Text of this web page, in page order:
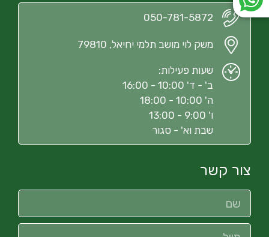
050-781-5872
משק לוי מושב תלמי יחיאל, 79810
שעות פעילות:
ב' - ד' 10:00 - 16:00
ה' 10:00 - 18:00
ו' 9:00 - 13:00
שבת וא' - סגור
צור קשר